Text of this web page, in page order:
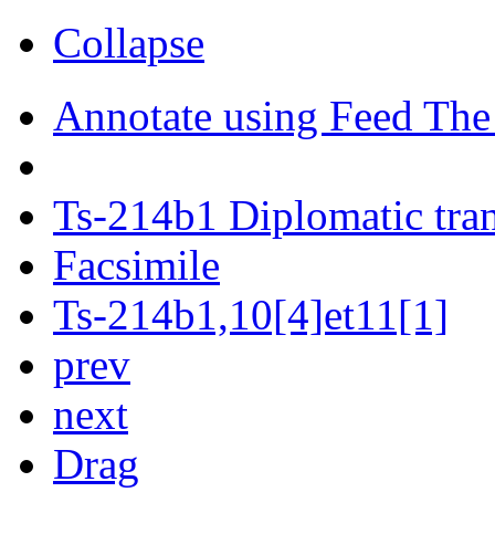
Collapse
Annotate using Feed
Ts-214b1 Diplomatic
Facsimile
Ts-214b1,10[4]et11[1]
prev
next
Drag